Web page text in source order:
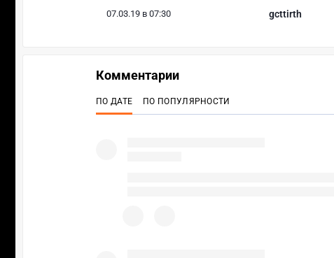
07.03.19 в 07:30 gcttirth
Комментарии
ПО ДАТЕ ПО ПОПУЛЯРНОСТИ